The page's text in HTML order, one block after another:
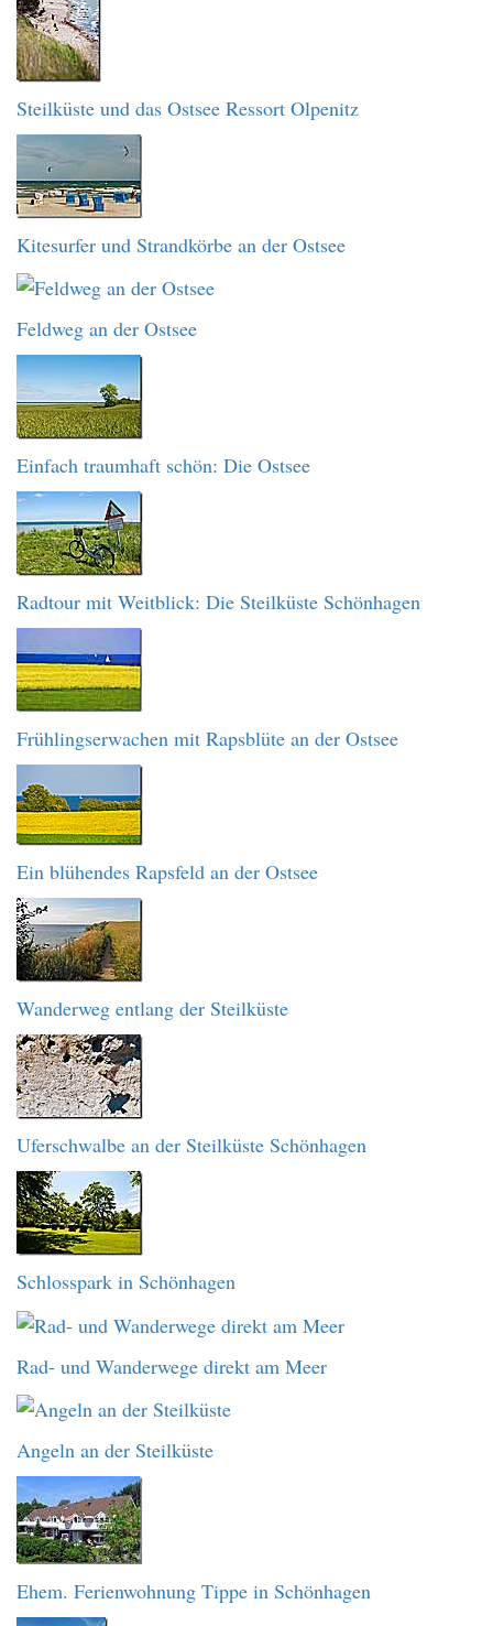
Steilküste und das Ostsee Ressort Olpenitz
Kitesurfer und Strandkörbe an der Ostsee
Feldweg an der Ostsee
Einfach traumhaft schön: Die Ostsee
Radtour mit Weitblick: Die Steilküste Schönhagen
Frühlingserwachen mit Rapsblüte an der Ostsee
Ein blühendes Rapsfeld an der Ostsee
Wanderweg entlang der Steilküste
Uferschwalbe an der Steilküste Schönhagen
Schlosspark in Schönhagen
Rad- und Wanderwege direkt am Meer
Angeln an der Steilküste
Ehem. Ferienwohnung Tippe in Schönhagen